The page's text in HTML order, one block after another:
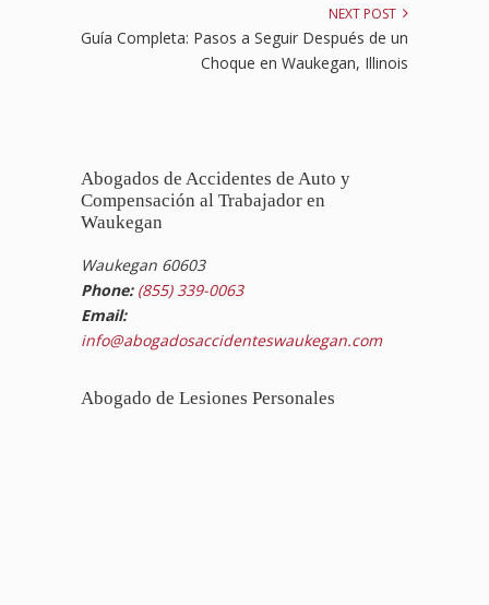
NEXT POST
Guía Completa: Pasos a Seguir Después de un
Choque en Waukegan, Illinois
Abogados de Accidentes de Auto y
Compensación al Trabajador en
Waukegan
Waukegan 60603
Phone: (855) 339-0063
Email:
info@abogadosaccidenteswaukegan.com
Abogado de Lesiones Personales